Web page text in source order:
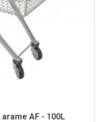
AF - 100L